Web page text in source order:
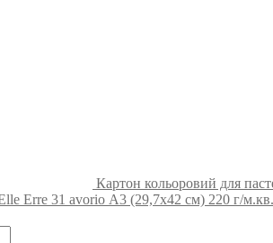
Картон кольоровий для
Erre 31 avorio А3 (29,7х42 см) 220 г/м.кв.